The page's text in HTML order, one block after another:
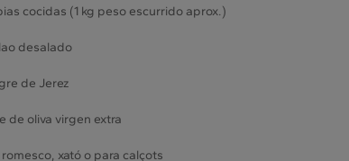
cocidas (1 kg peso escurrido aprox.)
desalado
de Jerez
de oliva virgen extra
xató o para calçots